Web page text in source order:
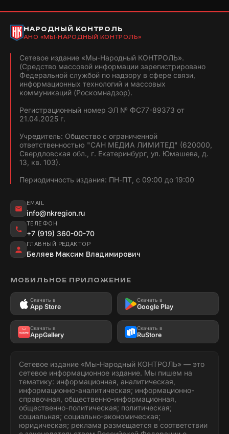
НАРОДНЫЙ КОНТРОЛЬ
АНО «МЫ-НАРОДНЫЙ КОНТРОЛЬ»
Сетевое издание «Мы-Народный КОНТРОЛЬ».
(Средство массовой информации зарегистрировано
Федеральной службой по надзору в сфере связи,
информационных технологий и массовых
коммуникаций (Роскомнадзор).
Регистрационный номер ЭЛ № ФС77-89373 от
21.04.2025 г.
Учредитель: Общество с ограниченной
ответственностью "САН МЕДИА ЛИМИТЕД" (620000,
Свердловская обл., г. Екатеринбург, ул. Юмашева, д.
13, кв. 103).
Периодичность издания: ПН-ПТ, с 09:00 до 19:00
EMAIL
info@nkregion.ru
ТЕЛЕФОН
+7 (919) 360-00-70
ГЛАВНЫЙ РЕДАКТОР
Беляев Максим Владимирович
МОБИЛЬНОЕ ПРИЛОЖЕНИЕ
Скачать в
App Store
Скачать в
Google Play
Скачать в
AppGallery
Скачать в
RuStore
Сетевое издание «Мы-Народный КОНТРОЛЬ» — это
сетевое информационное издание. Мы пишем на
тематику: информационная, аналитическая,
информационно-аналитическая; информационно-
справочная, общественно-информационная,
общественно-политическая; политическая;
социальная; социально-экономическая;
юридическая; реклама размещается в соответствии